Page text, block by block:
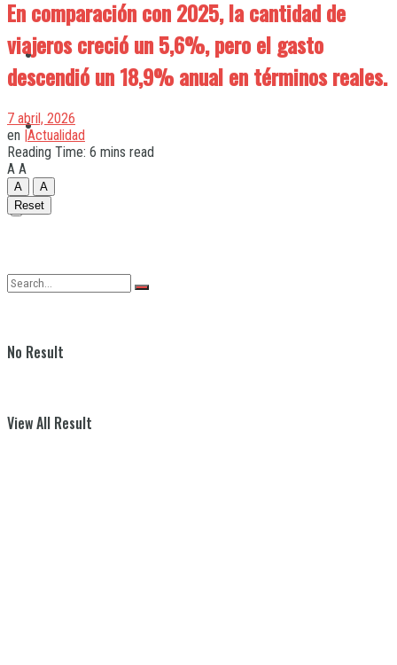
Quilmes
Varela
No Result
View All Result
En comparación con 2025, la cantidad de
viajeros creció un 5,6%, pero el gasto
descendió un 18,9% anual en términos reales.
7 abril, 2026
en |Actualidad
Reading Time: 6 mins read
A A
A
A
Reset